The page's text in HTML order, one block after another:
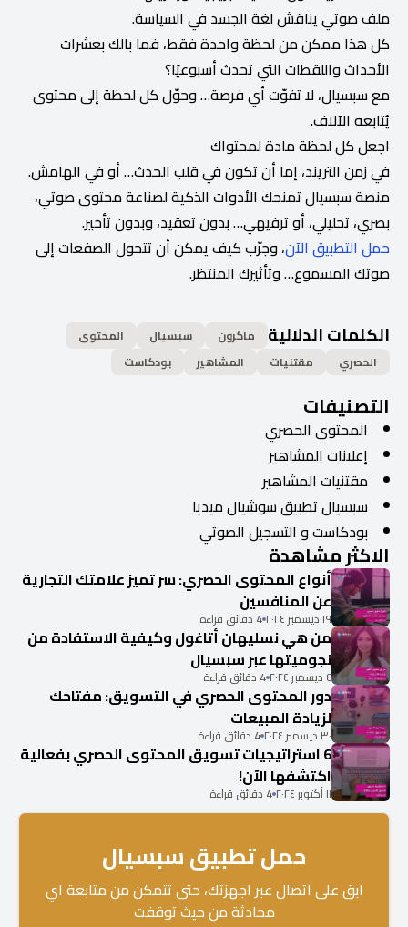
ملف صوتي يناقش لغة الجسد في السياسة.
كل هذا ممكن من لحظة واحدة فقط، فما بالك بعشرات
الأحداث واللقطات التي تحدث أسبوعيًا؟
مع سبسيال، لا تفوّت أي فرصة… وحوّل كل لحظة إلى محتوى
يُتابعه الآلاف.
اجعل كل لحظة مادة لمحتواك
في زمن التريند، إما أن تكون في قلب الحدث… أو في الهامش.
منصة سبسيال تمنحك الأدوات الذكية لصناعة محتوى صوتي،
بصري، تحليلي، أو ترفيهي… بدون تعقيد، وبدون تأخير.
حمل التطبيق الآن، وجرّب كيف يمكن أن تتحول الصفعات إلى
صوتك المسموع… وتأثيرك المنتظر.
الكلمات الدلالية ماكرون سبسيال
المحتوى
الحصري
مقتنيات المشاهير بودكاست
التصنيفات
المحتوى الحصري
إعلانات المشاهير
مقتنيات المشاهير
سبسيال تطبيق سوشيال ميديا
بودكاست و التسجيل الصوتي
الاكثر مشاهدة
أنواع المحتوى الحصري: سر تميز علامتك التجارية
عن المنافسين
١٩ ديسمبر ٢٠٢٤ 4 دقائق قراءة
من هي نسليهان أتاغول وكيفية الاستفادة من
نجوميتها عبر سبسيال
٤ ديسمبر ٢٠٢٤ 4 دقائق قراءة
دور المحتوى الحصري في التسويق: مفتاحك
لزيادة المبيعات
٣٠ ديسمبر ٢٠٢٤ 4 دقائق قراءة
6 استراتيجيات تسويق المحتوى الحصري بفعالية
اكتشفها الآن!
١١ أكتوبر ٢٠٢٤ 4 دقائق قراءة
حمل تطبيق سبسيال
ابق على اتصال عبر اجهزتك، حتى تتمكن من متابعة اي
محادثة من حيث توقفت